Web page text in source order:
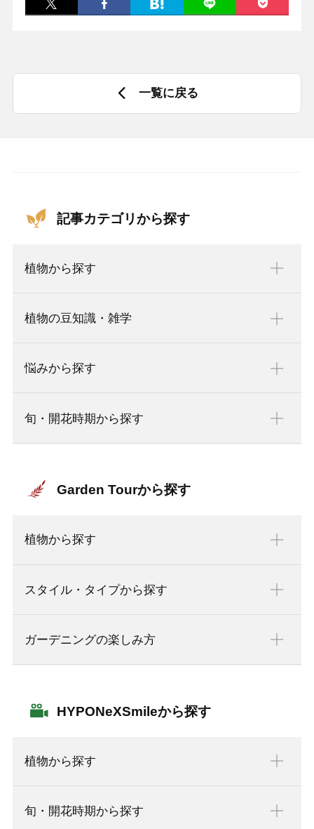
一覧に戻る
記事カテゴリから探す
植物から探す
植物の豆知識・雑学
悩みから探す
旬・開花時期から探す
Garden Tourから探す
植物から探す
スタイル・タイプから探す
ガーデニングの楽しみ方
HYPONeXSmileから探す
植物から探す
旬・開花時期から探す